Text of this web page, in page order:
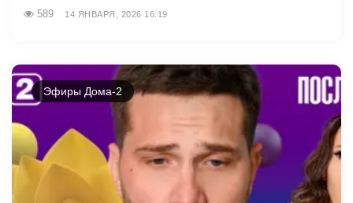
589 14 ЯНВАРЯ, 2026 16:19
Эфиры Дома-2